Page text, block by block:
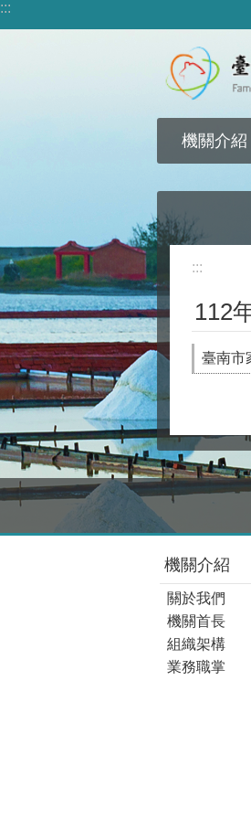
跳到主要內容區塊
:::
機關介紹
:::
112
臺南市
機關介紹
關於我們
機關首長
組織架構
業務職掌